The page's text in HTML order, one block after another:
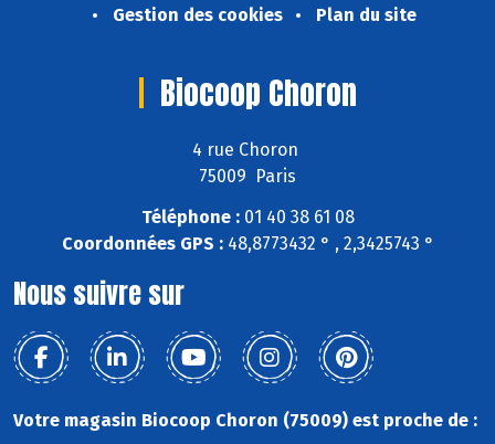
Gestion des cookies
Plan du site
Biocoop Choron
4 rue Choron
75009 Paris
Téléphone :01 40 38 61 08
Coordonnées GPS :48,8773432 ° , 2,3425743 °
Nous suivre sur
Votre magasin Biocoop Choron (75009) est proche de :